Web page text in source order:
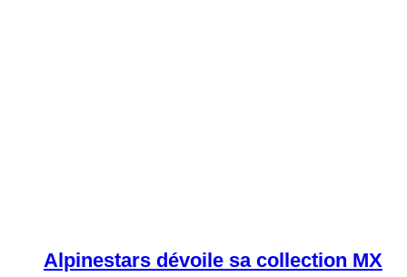
Alpinestars dévoile sa collection MX